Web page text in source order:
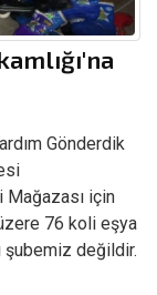
Gönderdik
Mağazası için
76 koli eşya
şubemiz değildir.